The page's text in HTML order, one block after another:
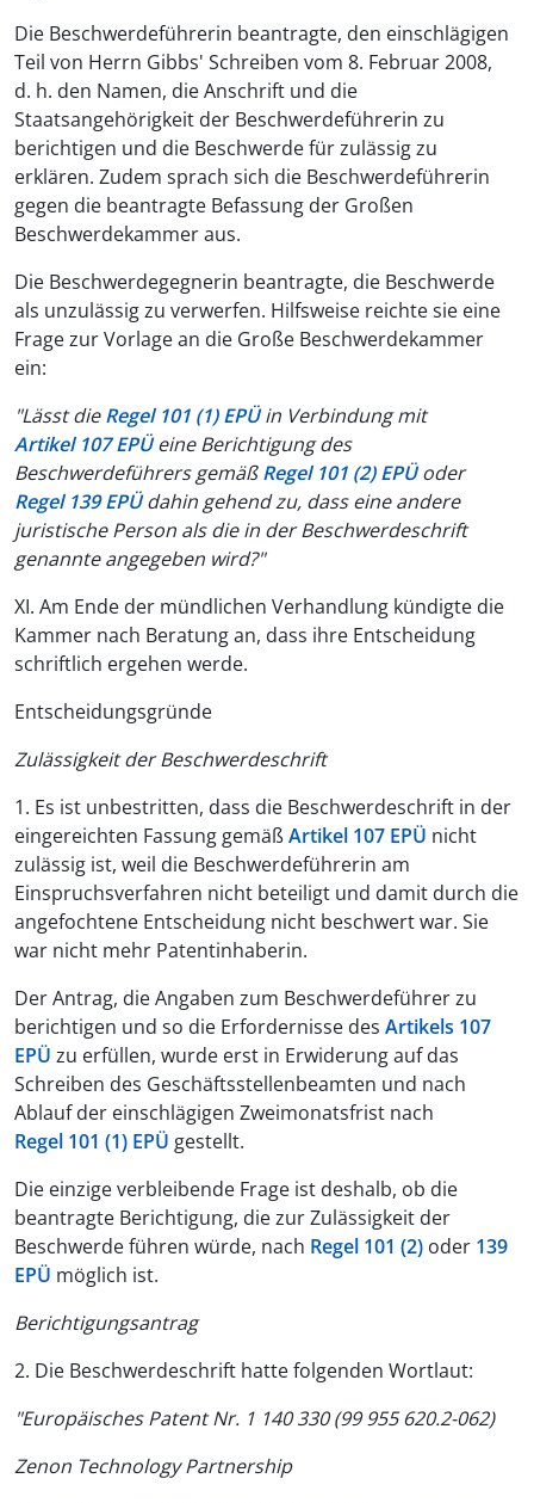
Die Beschwerdeführerin beantragte, den einschlägigen
Teil von Herrn Gibbs' Schreiben vom 8. Februar 2008,
d. h. den Namen, die Anschrift und die
Staatsangehörigkeit der Beschwerdeführerin zu
berichtigen und die Beschwerde für zulässig zu
erklären. Zudem sprach sich die Beschwerdeführerin
gegen die beantragte Befassung der Großen
Beschwerdekammer aus.
Die Beschwerdegegnerin beantragte, die Beschwerde
als unzulässig zu verwerfen. Hilfsweise reichte sie eine
Frage zur Vorlage an die Große Beschwerdekammer
ein:
"Lässt dieRegel 101 (1) EPÜin Verbindung mit
Artikel 107 EPÜeine Berichtigung des
Beschwerdeführers gemäßRegel 101 (2) EPÜoder
Regel 139 EPÜdahin gehend zu, dass eine andere
juristische Person als die in der Beschwerdeschrift
genannte angegeben wird?"
XI. Am Ende der mündlichen Verhandlung kündigte die
Kammer nach Beratung an, dass ihre Entscheidung
schriftlich ergehen werde.
Entscheidungsgründe
Zulässigkeit der Beschwerdeschrift
1. Es ist unbestritten, dass die Beschwerdeschrift in der
eingereichten Fassung gemäßArtikel 107 EPÜ nicht
zulässig ist, weil die Beschwerdeführerin am
Einspruchsverfahren nicht beteiligt und damit durch die
angefochtene Entscheidung nicht beschwert war. Sie
war nicht mehr Patentinhaberin.
Der Antrag, die Angaben zum Beschwerdeführer zu
berichtigen und so die Erfordernisse des Artikels 107
EPÜ zu erfüllen, wurde erst in Erwiderung auf das
Schreiben des Geschäftsstellenbeamten und nach
Ablauf der einschlägigen Zweimonatsfrist nach
Regel 101 (1) EPÜ gestellt.
Die einzige verbleibende Frage ist deshalb, ob die
beantragte Berichtigung, die zur Zulässigkeit der
Beschwerde führen würde, nach Regel 101 (2) oder 139
EPÜ möglich ist.
Berichtigungsantrag
2. Die Beschwerdeschrift hatte folgenden Wortlaut:
"Europäisches Patent Nr. 1 140 330 (99 955 620.2-062)
Zenon Technology Partnership